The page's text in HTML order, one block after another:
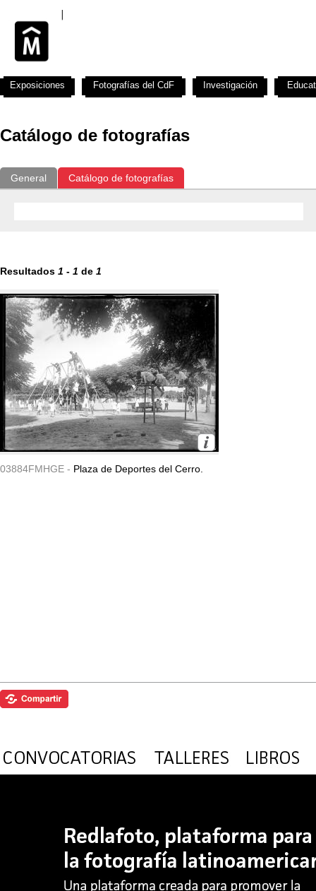
Catálogo de fotografías
General Catálogo de fotografías
Resultados 1 - 1 de 1
03884FMHGE - Plaza de Deportes del Cerro.
Exposiciones Fotografías del CdF Investigación